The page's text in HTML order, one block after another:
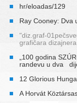
hr/eloadas/129
Ray Cooney: Dva
"diz.graf-
grafičara
„100 godina
randevu u dva
12 Glorious
A Horvát